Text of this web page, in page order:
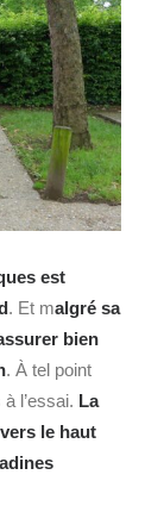
est
. Et malgré sa
bien
. À tel point
l’essai. La
le haut